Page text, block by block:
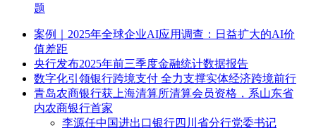
题
案例｜2025年全球企业AI应用调查：日益扩大的AI价
值差距
央行发布2025年前三季度金融统计数据报告
数字化引领银行跨境支付 全力支撑实体经济跨境前行
青岛农商银行获上海清算所清算会员资格，系山东省
内农商银行首家
李源任中国进出口银行四川省分行党委书记